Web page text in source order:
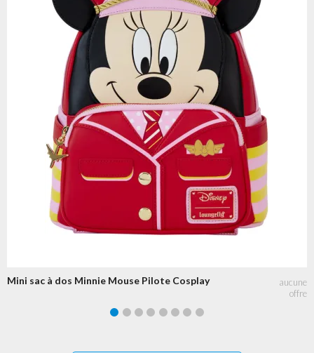
Mini sac à dos Minnie Mouse Pilote Cosplay